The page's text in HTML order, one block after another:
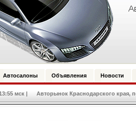
Автосалоны Объявления Новости
мск | Авторынок Краснодарского края,